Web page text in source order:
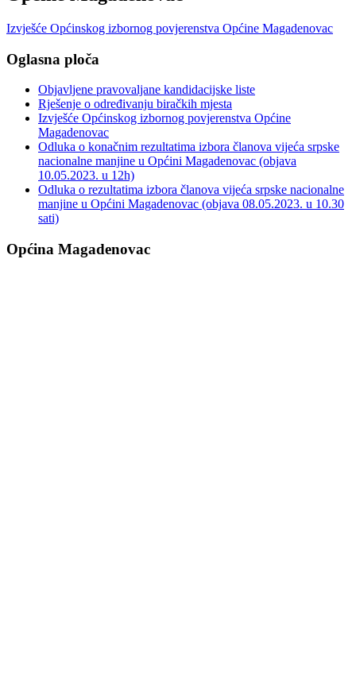
Izvješće Općinskog izbornog povjerenstva Općine Magadenovac
Oglasna ploča
Objavljene pravovaljane kandidacijske liste
Rješenje o određivanju biračkih mjesta
Izvješće Općinskog izbornog povjerenstva Općine
Magadenovac
Odluka o konačnim rezultatima izbora članova vijeća srpske
nacionalne manjine u Općini Magadenovac (objava
10.05.2023. u 12h)
Odluka o rezultatima izbora članova vijeća srpske nacionalne
manjine u Općini Magadenovac (objava 08.05.2023. u 10.30
sati)
Općina Magadenovac